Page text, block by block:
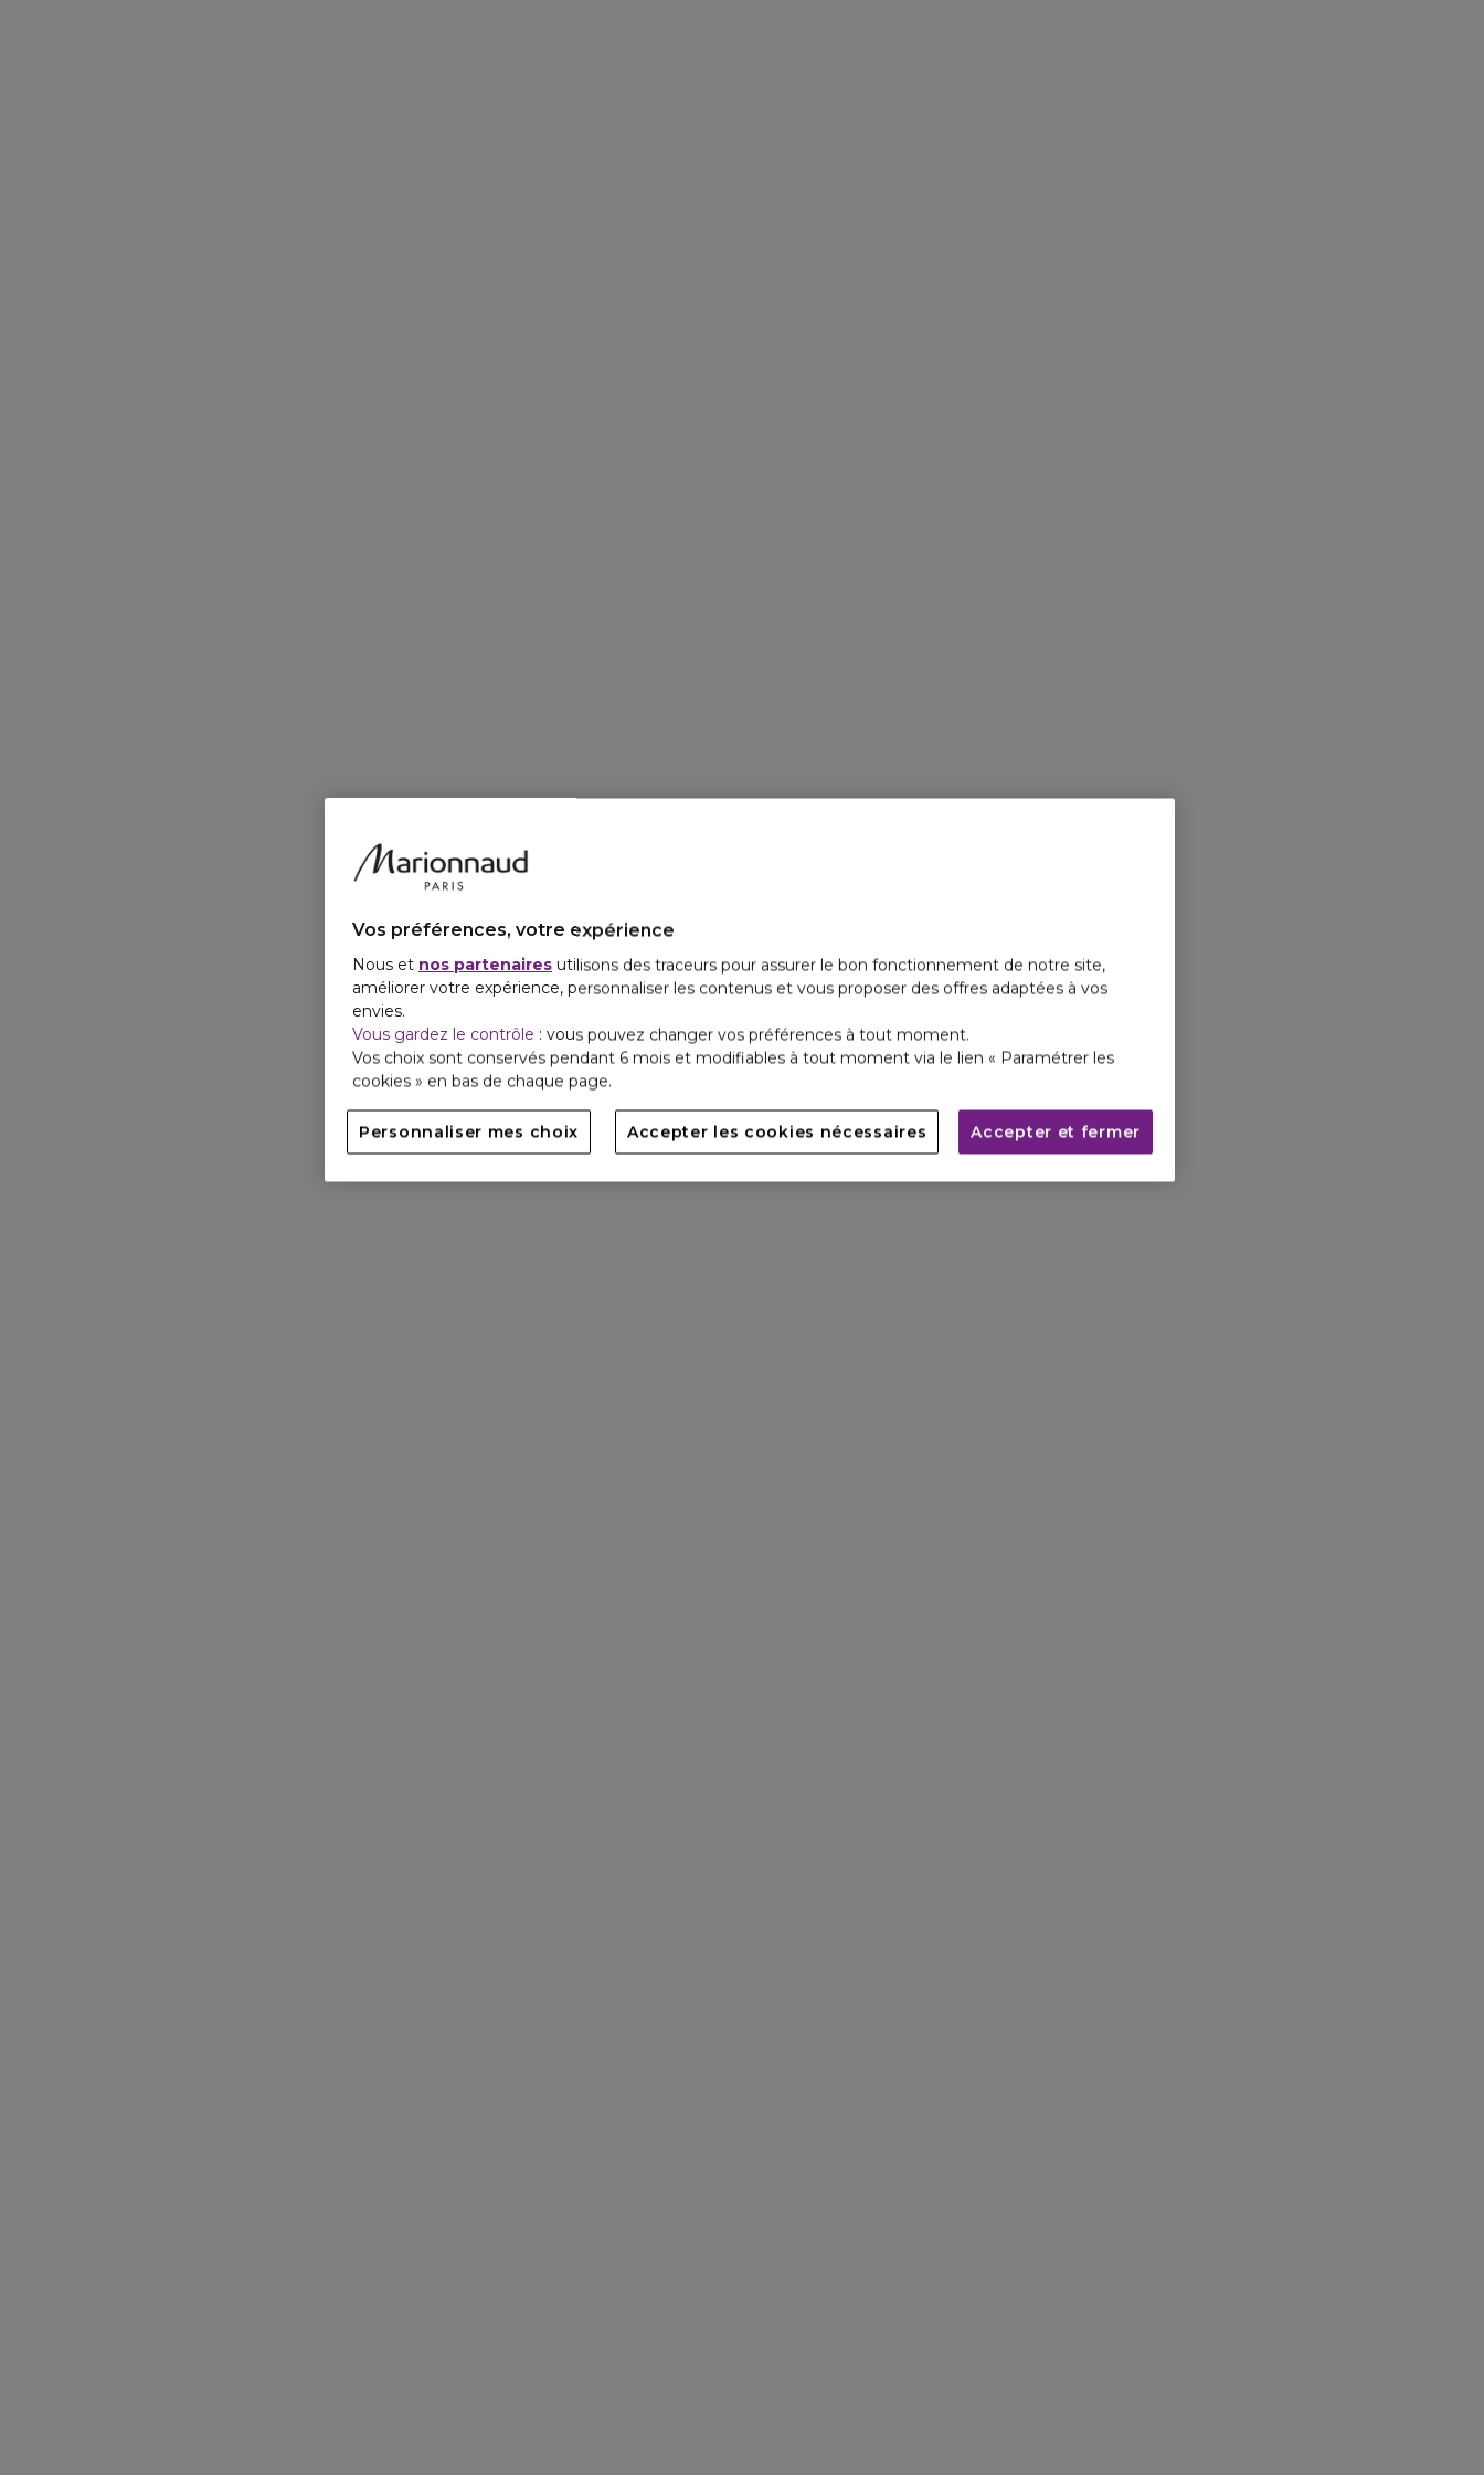
Vos préférences, votre expérience
Nous et nos partenaires utilisons des traceurs pour assurer le bon fonctionnement de notre site,
améliorer votre expérience, personnaliser les contenus et vous proposer des offres adaptées à vos
envies.
Vous gardez le contrôle : vous pouvez changer vos préférences à tout moment.
Vos choix sont conservés pendant 6 mois et modifiables à tout moment via le lien « Paramétrer les
cookies » en bas de chaque page.
Personnaliser mes choix Accepter les cookies nécessaires Accepter et fermer